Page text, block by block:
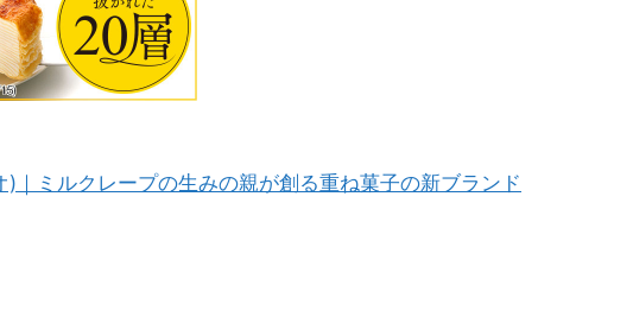
｜ミルクレープの生みの親が創る重ね菓子の新ブランド